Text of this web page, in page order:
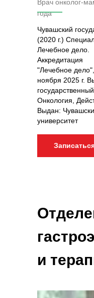
Врач онколог-
года
Чувашский
(2020 г.)
Лечебное дело.
Аккредитация
"Лечебное
ноября 2025 г.
Онкология,
Выдан:
университет
и